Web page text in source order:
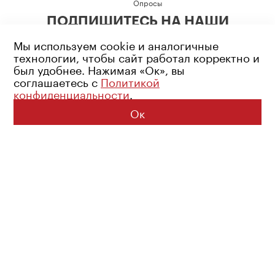
ПОДПИШИТЕСЬ НА НАШИ
Возрастное ограничение: 16+
Политика конфиденциальности
© 2026 Все права защищены
Мы используем cookie и аналогичные
технологии, чтобы сайт работал корректно и
был удобнее. Нажимая «Ок», вы
соглашаетесь с Политикой
конфиденциальности.
Ок